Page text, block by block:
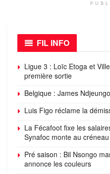
FIL INFO
Ligue 3 : Loïc Etoga et
première sortie
Belgique : James
Luis Figo réclame la
La Fécafoot fixe les
Synafoc monte au
Pré saison : Bil Nsongo
annonce les couleurs